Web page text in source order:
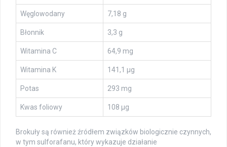
Węglowodany 7,18 g
Błonnik 3,3 g
Witamina C 64,9 mg
Witamina K 141,1 µg
Potas 293 mg
Kwas foliowy 108 µg
Brokuły są również źródłem związków biologicznie czynnych,
w tym sulforafanu, który wykazuje działanie